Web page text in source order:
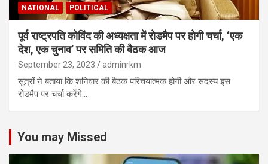
NATIONAL POLITICAL
पूर्व राष्ट्रपति कोविंद की अध्यक्षता में रोडमैप पर होगी चर्चा, ‘एक
देश, एक चुनाव’ पर समिति की बैठक आज
September 23, 2023 adminrkm
सूत्रों ने बताया कि शनिवार की बैठक परिचयात्मक होगी और सदस्य इस
रोडमैप पर चर्चा करेंगे…
You may Missed